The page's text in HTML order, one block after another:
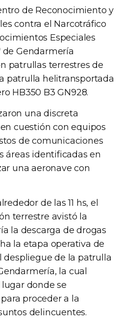
de Reconocimiento y
contra el Narcotráfico
Especiales
de Gendarmería
patrullas terrestres de
patrulla helitransportada
HB350 B3 GN928.
una discreta
cuestión con equipos
de comunicaciones
áreas identificadas en
una aeronave con
de las 11 hs, el
terrestre avistó la
la descarga de drogas
la etapa operativa de
despliegue de la patrulla
la cual
donde se
proceder a la
delincuentes.